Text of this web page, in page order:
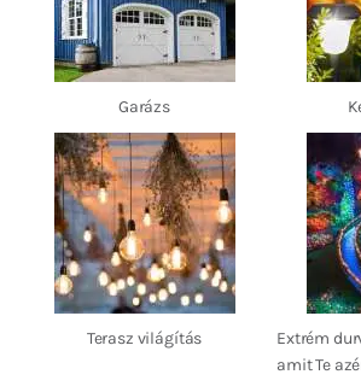
Garázs
Terasz világítás
Extrém
amit Te